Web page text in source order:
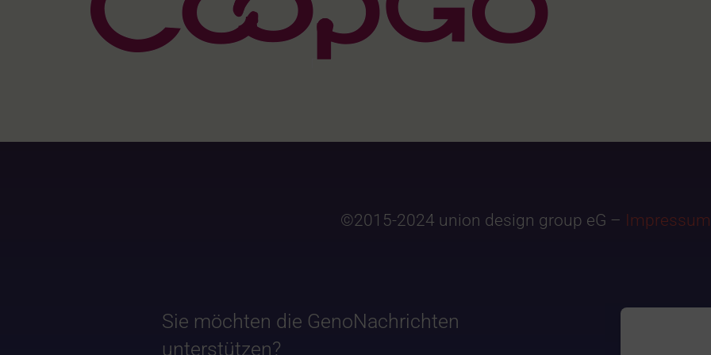
©2015-2024 union design group eG – Impressum
Sie möchten die GenoNachrichten
unterstützen?